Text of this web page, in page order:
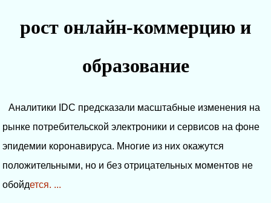
рост онлайн-коммерцию и
образование
Аналитики IDC предсказали масштабные изменения на
рынке потребительской электроники и сервисов на фоне
эпидемии коронавируса. Многие из них окажутся
положительными, но и без отрицательных моментов не
обойдется. ...